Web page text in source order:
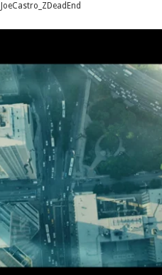
JoeCastro_ZDeadEnd